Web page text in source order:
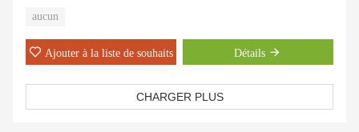
aucun
Ajouter à la liste de souhaits Détails
CHARGER PLUS